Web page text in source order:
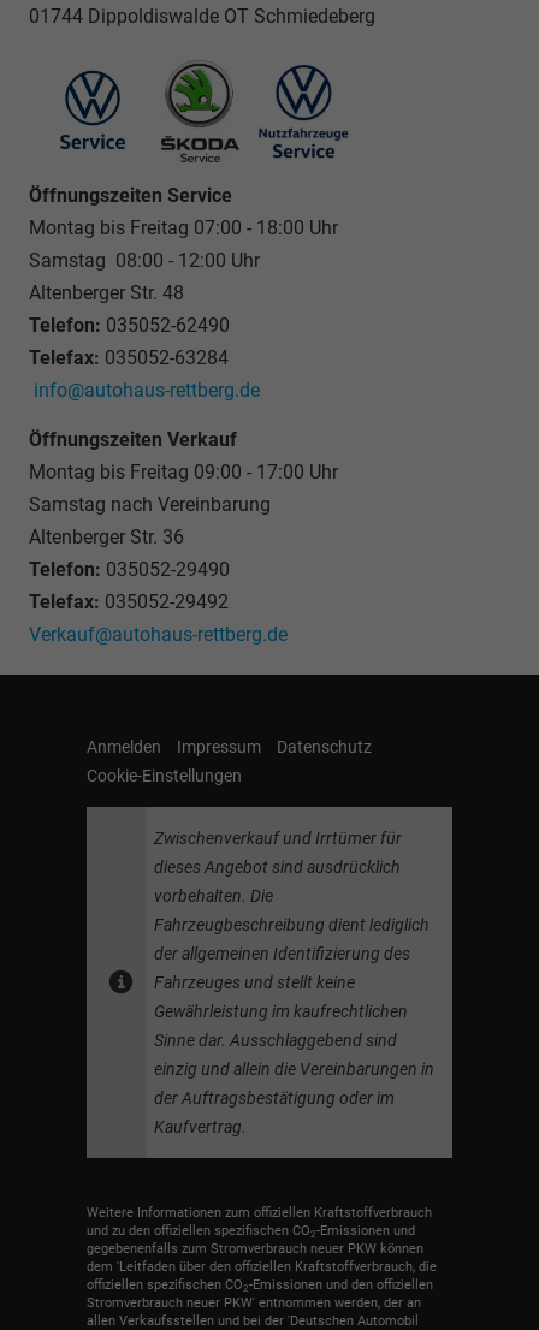
01744 Dippoldiswalde OT Schmiedeberg
Öffnungszeiten Service
Montag bis Freitag 07:00 - 18:00 Uhr
Samstag 08:00 - 12:00 Uhr
Altenberger Str. 48
Telefon: 035052-62490
Telefax: 035052-63284
info@autohaus-rettberg.de
Öffnungszeiten Verkauf
Montag bis Freitag 09:00 - 17:00 Uhr
Samstag nach Vereinbarung
Altenberger Str. 36
Telefon: 035052-29490
Telefax: 035052-29492
Verkauf@autohaus-rettberg.de
Anmelden Impressum
Datenschutz
Cookie-Einstellungen
Zwischenverkauf und Irrtümer für
dieses Angebot sind ausdrücklich
vorbehalten. Die
Fahrzeugbeschreibung dient lediglich
der allgemeinen Identifizierung des
Fahrzeuges und stellt keine
Gewährleistung im kaufrechtlichen
Sinne dar. Ausschlaggebend sind
einzig und allein die Vereinbarungen in
der Auftragsbestätigung oder im
Kaufvertrag.
Weitere Informationen zum offiziellen Kraftstoffverbrauch
und zu den offiziellen spezifischen CO2-Emissionen und
gegebenenfalls zum Stromverbrauch neuer PKW können
dem 'Leitfaden über den offiziellen Kraftstoffverbrauch, die
offiziellen spezifischen CO2-Emissionen und den offiziellen
Stromverbrauch neuer PKW' entnommen werden, der an
allen Verkaufsstellen und bei der 'Deutschen Automobil